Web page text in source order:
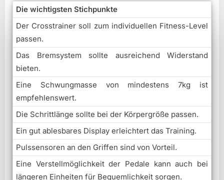
Die wichtigsten Stichpunkte
Der Crosstrainer soll zum individuellen Fitness-Level
passen.
Das Bremsystem sollte ausreichend Widerstand
bieten.
Eine Schwungmasse von mindestens 7kg ist
empfehlenswert.
Die Schrittlänge sollte bei der Körpergröße passen.
Ein gut ablesbares Display erleichtert das Training.
Pulssensoren an den Griffen sind von Vorteil.
Eine Verstellmöglichkeit der Pedale kann auch bei
längeren Einheiten für Bequemlichkeit sorgen.